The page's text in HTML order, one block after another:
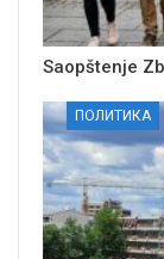
Saopštenje
ПОЛИТИКА